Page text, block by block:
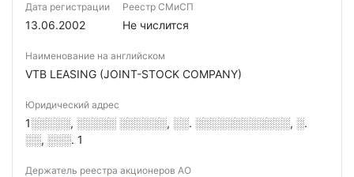
Дата регистрации
13.06.2002
Реестр СМиСП
Не числится
Наименование на английском
VTB LEASING (JOINT-STOCK COMPANY)
Юридический адрес
1░░░░░, ░░░░░ ░░░░░░, ░░. ░░░░░░░░░░░░, ░.
░░, ░░░. 1
Держатель реестра акционеров АО